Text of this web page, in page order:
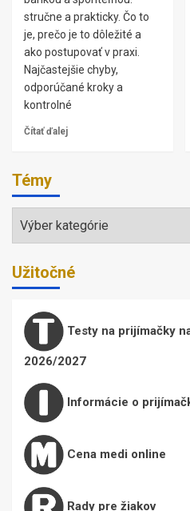
stručne a prakticky. Čo to
je, prečo je to dôležité a
ako postupovať v praxi.
Najčastejšie chyby,
odporúčané kroky a
kontrolné
Čítať ďalej
Témy
Témy
Užitočné
Testy na prijímačky
2026/2027
Informácie o
Cena medi online
Rady pre žiakov